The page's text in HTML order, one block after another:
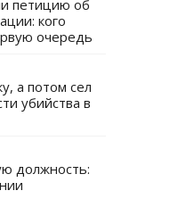
петицию об
кого
очередь
а потом сел
убийства в
должность: